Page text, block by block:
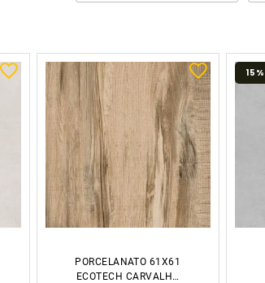
PORCELANATO 61X61
ECOTECH CARVALHO
15%